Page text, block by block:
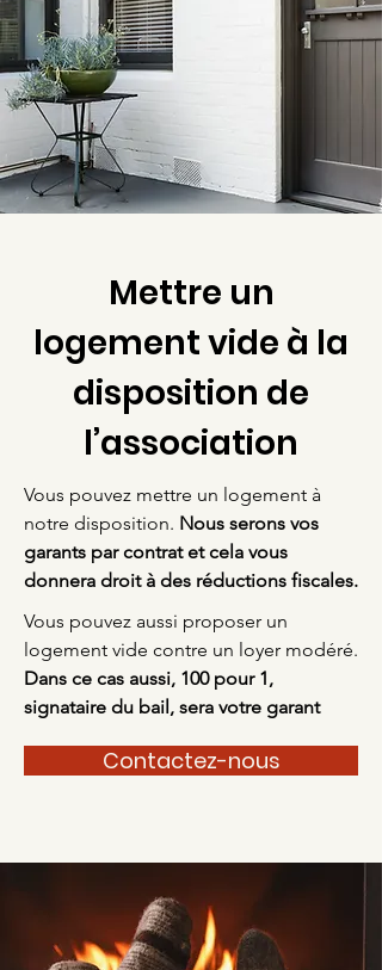
Mettre un
logement vide à la
disposition de
l’association
Vous pouvez mettre un logement à
notre disposition. Nous serons vos
garants par contrat et cela vous
donnera droit à des réductions fiscales.
Vous pouvez aussi proposer un
logement vide contre un loyer modéré.
Dans ce cas aussi, 100 pour 1,
signataire du bail, sera votre garant
Contactez-nous